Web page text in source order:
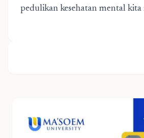
pedulikan kesehatan mental kita